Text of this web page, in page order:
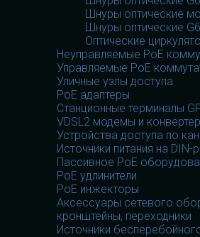
Шнуры оптические
Шнуры оптические
Оптические
Неуправляемые PoE
Управляемые PoE
Уличные узлы доступа
PoE адаптеры
Станционные терминалы
VDSL2 модемы и
Устройства доступа по
Источники питания на DIN-
Пассивное PoE
PoE удлинители
PoE инжекторы
Аксессуары сетевого
кронштейны, переходники
Источники